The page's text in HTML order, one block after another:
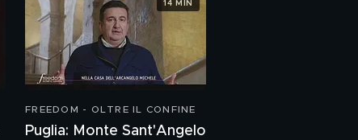
FREEDOM - OLTRE IL CONFINE
Puglia: Monte Sant'Angelo
14 MIN